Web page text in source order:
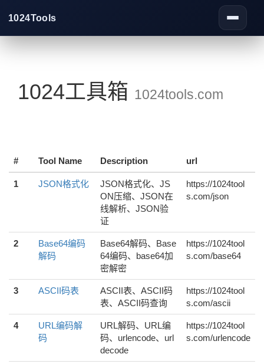
1024Tools
Toggle
1024工具箱 1024tools.com
# Tool Name Description url
1 JSON格式化
JSON格式化、JS
ON压缩、JSON在
线解析、JSON验
证
https://1024tool
s.com/json
2
Base64编码
解码
Base64解码、Base
64编码、base64加
密解密
https://1024tool
s.com/base64
3 ASCII码表
ASCII表、ASCII码
表、ASCII码查询
https://1024tool
s.com/ascii
4
URL编码解
码
URL解码、URL编
码、urlencode、url
decode
https://1024tool
s.com/urlencode